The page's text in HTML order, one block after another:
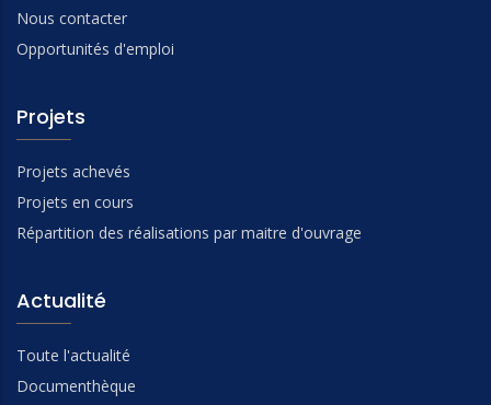
Nous contacter
Opportunités d'emploi
Projets
Projets achevés
Projets en cours
Répartition des réalisations par maitre d'ouvrage
Actualité
Toute l'actualité
Documenthèque